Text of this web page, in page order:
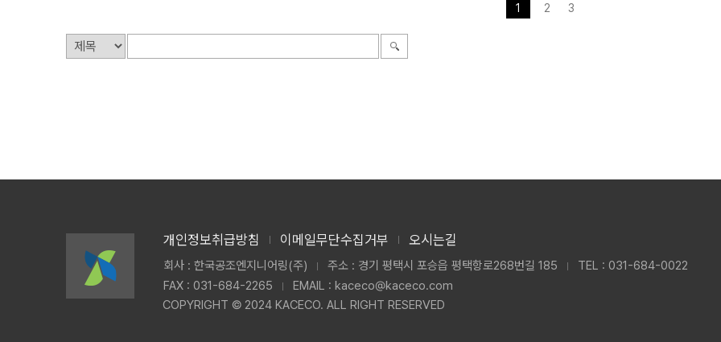
1 2 3
개인정보취급방침 이메일무단수집거부 오시는길
회사 : 한국공조엔지니어링(주) 주소 : 경기 평택시 포승읍 평택항로268번길 185
TEL : 031-684-0022
FAX : 031-684-2265
EMAIL : kaceco@kaceco.com
COPYRIGHT © 2024 KACECO. ALL RIGHT RESERVED